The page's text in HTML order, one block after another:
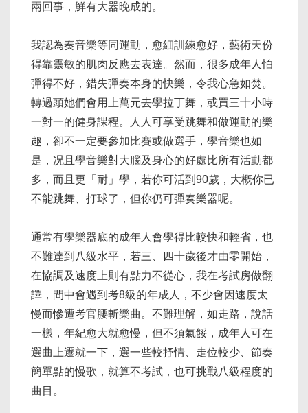
兩回事，鮮有大器晚成的。
我認為奏音樂等同運動，愈細訓練愈好，藝術天份
得靠靈敏的肌肉反應去表達。然而，很多成年人怕
彈得不好，錯失彈奏本身的快樂，令我心急如焚。
轉過頭她們會用上萬元去學拉丁舞，或買三十小時
一對一的健身課程。人人可享受跳舞和做運動的樂
趣，卻不一定要參加比賽或做選手，學音樂也如
是，况且學音樂對大腦及身心的好處比所有活動都
多，而且更「耐」學，若你可活到90歲，大概你已
不能跳舞、打球了，但你仍可彈奏樂器呢。
通常有學樂器底的成年人會學得比較快和輕省，也
不難達到八級水平，若三、四十歲後才由零開始，
在協調及速度上則有點力不從心，我在考試房做翻
譯，間中會遇到考8級的年成人，不少會因速度太
慢而慘遭考官腰斬樂曲。不難理解，如走路，說話
一樣，年紀愈大就愈慢，但不須氣餒，成年人可在
選曲上遷就一下，選一些較抒情、走位較少、節奏
簡單點的慢歌，就算不考試，也可挑戰八級程度的
曲目。